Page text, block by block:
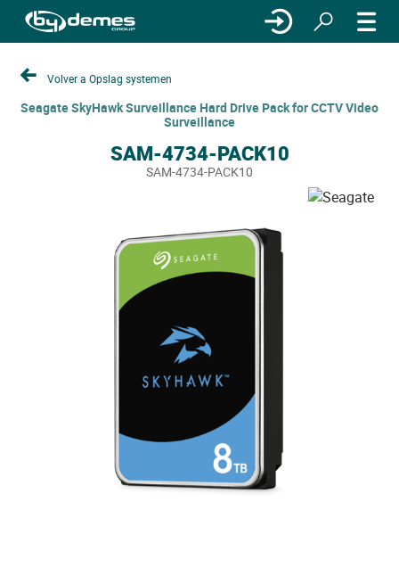
Volver a Opslag systemen
Seagate SkyHawk Surveillance Hard Drive Pack for CCTV Video
Surveillance
SAM-4734-PACK10
SAM-4734-PACK10